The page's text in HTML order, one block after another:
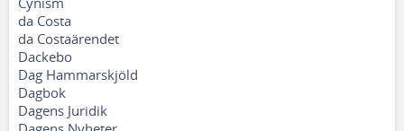
da Costa
da Costaärendet
Dackebo
Dag Hammarskjöld
Dagbok
Dagens Juridik